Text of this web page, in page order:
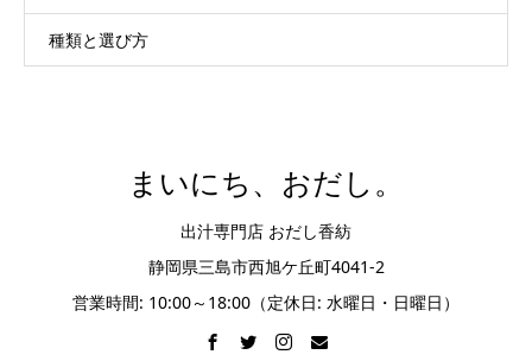
種類と選び方
まいにち、おだし。
出汁専門店 おだし香紡
静岡県三島市西旭ケ丘町4041-2
営業時間: 10:00～18:00（定休日: 水曜日・日曜日）